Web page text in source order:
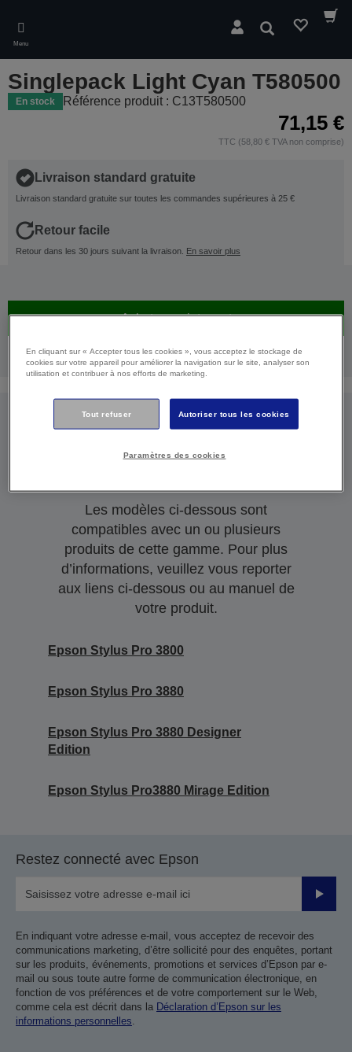
main
content
Menu
Rechercher
Singlepack Light Cyan T580500
En stock Référence produit : C13T580500
71,15 €
TTC (58,80 € TVA non comprise)
Livraison standard gratuite
Livraison standard gratuite sur toutes les commandes supérieures à 25 €
Retour facile
Retour dans les 30 jours suivant la livraison. En savoir plus
Achetez maintenant
Produits compatibles
Les modèles ci-dessous sont
compatibles avec un ou plusieurs
produits de cette gamme. Pour plus
d’informations, veuillez vous reporter
aux liens ci-dessous ou au manuel de
votre produit.
Epson Stylus Pro 3800
Epson Stylus Pro 3880
Epson Stylus Pro 3880 Designer
Edition
Epson Stylus Pro3880 Mirage Edition
Restez connecté avec Epson
Valider
En indiquant votre adresse e-mail, vous acceptez de recevoir des
communications marketing, d’être sollicité pour des enquêtes, portant
sur les produits, événements, promotions et services d’Epson par e-
mail ou sous toute autre forme de communication électronique, en
fonction de vos préférences et de votre comportement sur le Web,
comme cela est décrit dans la Déclaration d’Epson sur les
informations personnelles.
En cliquant sur « Accepter tous les cookies », vous acceptez le stockage de
cookies sur votre appareil pour améliorer la navigation sur le site, analyser son
utilisation et contribuer à nos efforts de marketing.
Tout refuser Autoriser tous les cookies
Paramètres des cookies